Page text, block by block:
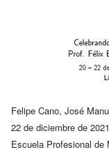
Felipe Cano, José
22 de diciembre de
Escuela Profesional de